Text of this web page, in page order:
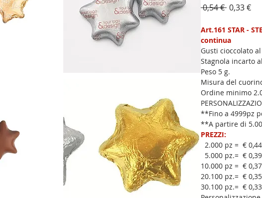
0,54 € Prezzo
0,33 €
Art.161 STAR -
continua
Gusti cioccolato
Stagnola incarto
Peso 5 g.
Misura del
Ordine minimo
**Fino a 4999pz
**A partire di
PREZZI:
2.000 pz =  €
5.000 pz.=  €
10.000 pz =  €
20.100 pz.=  €
30.100 pz.=  €